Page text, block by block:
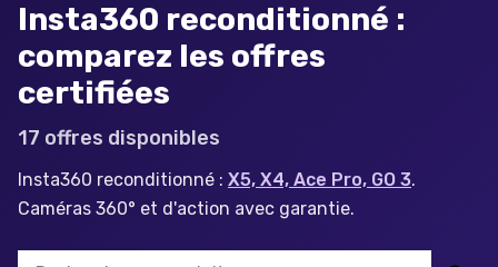
Insta360 reconditionné :
comparez les offres
certifiées
17 offres disponibles
Insta360 reconditionné : X5, X4, Ace Pro, GO 3.
Caméras 360° et d'action avec garantie.